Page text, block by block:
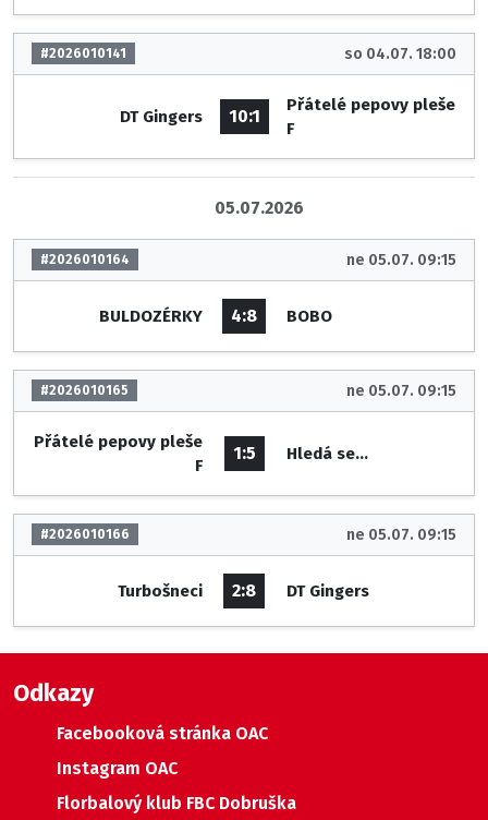
#2026010141 so 04.07. 18:00
DT Gingers 10:1
Přátelé pepovy pleše
F
05.07.2026
#2026010164 ne 05.07. 09:15
BULDOZÉRKY 4:8 BOBO
#2026010165 ne 05.07. 09:15
Přátelé pepovy pleše
F
1:5 Hledá se...
#2026010166 ne 05.07. 09:15
Turbošneci 2:8 DT Gingers
Odkazy
Facebooková stránka OAC
Instagram OAC
Florbalový klub FBC Dobruška